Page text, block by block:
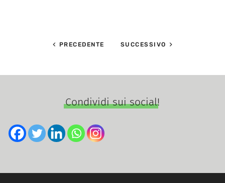
PRECEDENTE SUCCESSIVO
Condividi sui social!